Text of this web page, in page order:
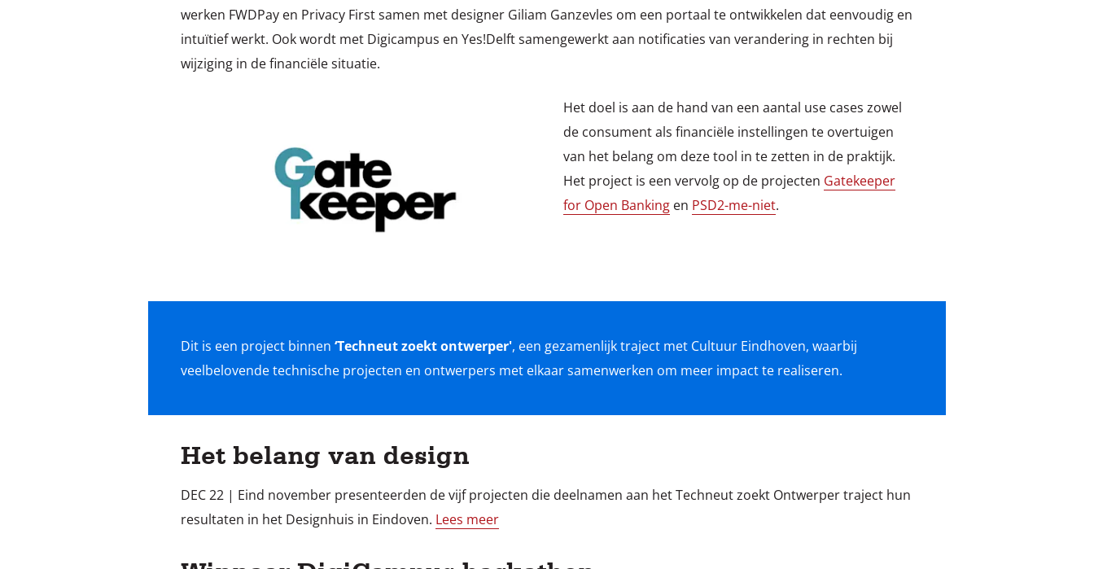
werken FWDPay en Privacy First samen met designer Giliam Ganzevles om een portaal te ontwikkelen dat eenvoudig en
intuïtief werkt. Ook wordt met Digicampus en Yes!Delft samengewerkt aan notificaties van verandering in rechten bij
wijziging in de financiële situatie.
Het doel is aan de hand van een aantal use cases zowel
de consument als financiële instellingen te overtuigen
van het belang om deze tool in te zetten in de praktijk.
Het project is een vervolg op de projecten Gatekeeper
for Open Banking en PSD2-me-niet.
Dit is een project binnen ‘Techneut zoekt ontwerper', een gezamenlijk traject met Cultuur Eindhoven, waarbij
veelbelovende technische projecten en ontwerpers met elkaar samenwerken om meer impact te realiseren.
Het belang van design
DEC 22 | Eind november presenteerden de vijf projecten die deelnamen aan het Techneut zoekt Ontwerper traject hun
resultaten in het Designhuis in Eindoven. Lees meer